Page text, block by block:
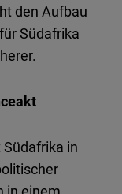
den Aufbau
Südafrika
in